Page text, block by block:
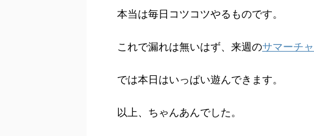
本当は毎日コツコツやるものです。
これで漏れは無いはず、来週のサマーチ
では本日はいっぱい遊んできます。
以上、ちゃんあんでした。